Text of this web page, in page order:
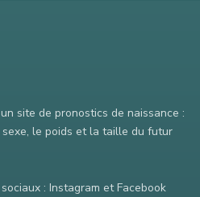
site de pronostics de naissance :
le poids et la taille du futur
: Instagram et Facebook